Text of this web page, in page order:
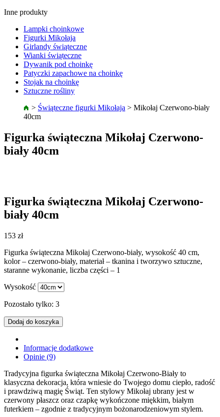
Inne produkty
Lampki choinkowe
Figurki Mikołaja
Girlandy świąteczne
Wianki świąteczne
Dywanik pod choinkę
Patyczki zapachowe na choinkę
Stojak na choinkę
Sztuczne rośliny
> Świąteczne figurki Mikołaja > Mikołaj Czerwono-biały
40cm
Figurka świąteczna Mikołaj Czerwono-
biały 40cm
Figurka świąteczna Mikołaj Czerwono-
biały 40cm
153 zł
Figurka świąteczna Mikołaj Czerwono-biały, wysokość 40 cm,
kolor – czerwono-biały, materiał – tkanina i tworzywo sztuczne,
staranne wykonanie, liczba części – 1
Wysokość
Pozostało tylko: 3
Dodaj do koszyka
Informacje dodatkowe
Opinie (9)
Tradycyjna figurka świąteczna Mikołaj Czerwono-Biały to
klasyczna dekoracja, która wniesie do Twojego domu ciepło, radość
i prawdziwą magię Świąt. Ten stylowy Mikołaj ubrany jest w
czerwony płaszcz oraz czapkę wykończone miękkim, białym
futerkiem – zgodnie z tradycyjnym bożonarodzeniowym stylem.